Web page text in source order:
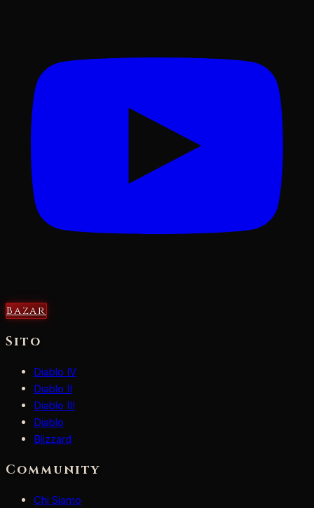
Bazar
Sito
Diablo IV
Diablo II
Diablo III
Diablo
Blizzard
Community
Chi Siamo